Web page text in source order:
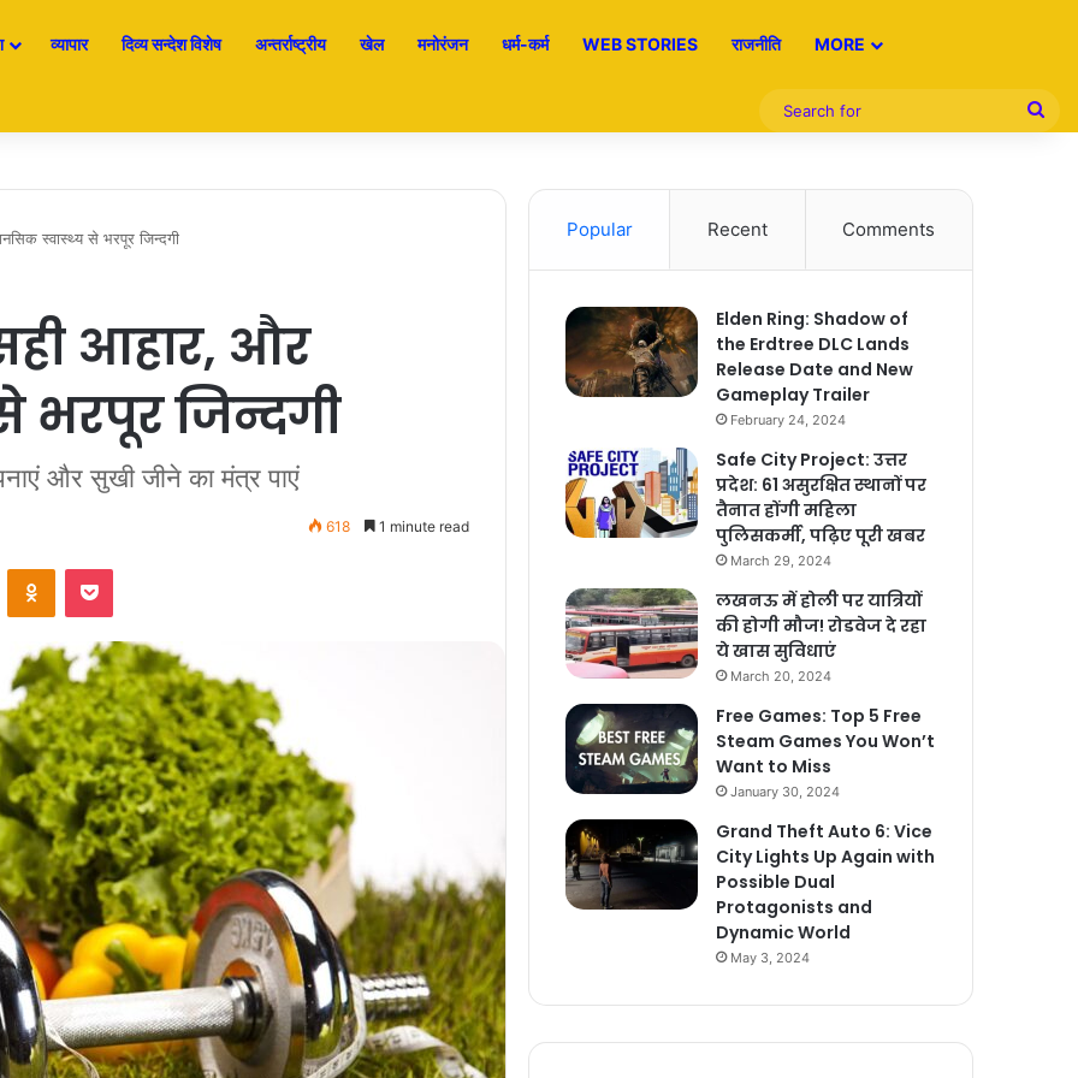
व्यापार दिव्य सन्देश विशेष अन्तर्राष्ट्रीय खेल मनोरंजन धर्म-कर्म WEB STORIES राजनीति MORE
स्वास्थ्य से भरपूर जिन्दगी
आहार, और
भरपूर जिन्दगी
और सुखी जीने का मंत्र पाएं
618 1 minute read
Popular Recent Comments
Elden Ring: Shadow of
the Erdtree DLC Lands
Release Date and New
Gameplay Trailer
February 24, 2024
Safe City Project: उत्तर
प्रदेश: 61 असुरक्षित स्थानों पर
तैनात होंगी महिला
पुलिसकर्मी, पढ़िए पूरी खबर
March 29, 2024
लखनऊ में होली पर यात्रियों
की होगी मौज! रोडवेज दे रहा
ये खास सुविधाएं
March 20, 2024
Free Games: Top 5 Free
Steam Games You Won’t
Want to Miss
January 30, 2024
Grand Theft Auto 6: Vice
City Lights Up Again with
Possible Dual
Protagonists and
Dynamic World
May 3, 2024